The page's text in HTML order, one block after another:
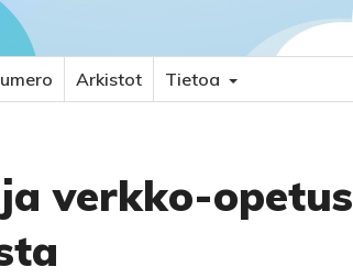
Arkistot Tietoa
verkko-opetus